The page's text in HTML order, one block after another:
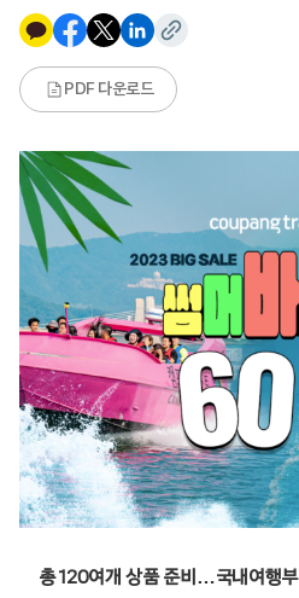
PDF 다운로드
총 120여개 상품 준비…국내여행